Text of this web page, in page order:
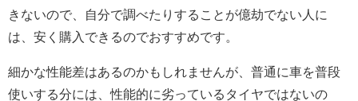
きないので、自分で調べたりすることが億劫でない人に
は、安く購入できるのでおすすめです。
細かな性能差はあるのかもしれませんが、普通に車を普段
使いする分には、性能的に劣っているタイヤではないの